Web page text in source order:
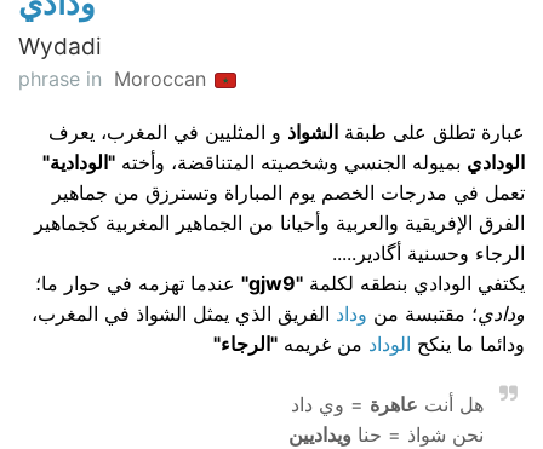
Wydadi
phrase in Moroccan
عبارة تطلق على طبقة الشواذ و المثليين في المغرب، يعرف
الودادي بميوله الجنسي وشخصيته المتناقضة، وأخته "الودادية"
تعمل في مدرجات الخصم يوم المباراة وتسترزق من جماهير
الفرق الإفريقية والعربية وأحيانا من الجماهير المغربية كجماهير
الرجاء وحسنية أگادير.....
يكتفي الودادي بنطقه لكلمة "gjw9"
عندما تهزمه في حوار ما؛
ودادي؛ مقتبسة من وداد الفريق الذي يمثل الشواذ في المغرب،
ودائما ما ينكح الوداد من غريمه "الرجاء"
هل أنت عاهرة = وي داد
نحن شواذ = حنا ويداديين